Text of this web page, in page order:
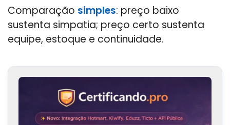
Comparação simples: preço baixo
sustenta simpatia; preço certo sustenta
equipe, estoque e continuidade.